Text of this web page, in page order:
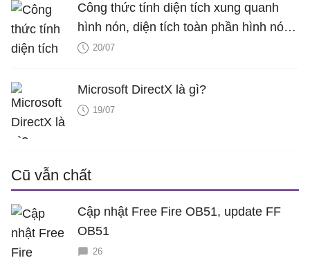
Công thức tính diện tích xung quanh
hình nón, diện tích toàn phần hình nón,
thể tích hình nón, V nón
20/07
Microsoft DirectX là gì?
19/07
Cũ vẫn chất
Cập nhật Free Fire OB51, update FF
OB51
26